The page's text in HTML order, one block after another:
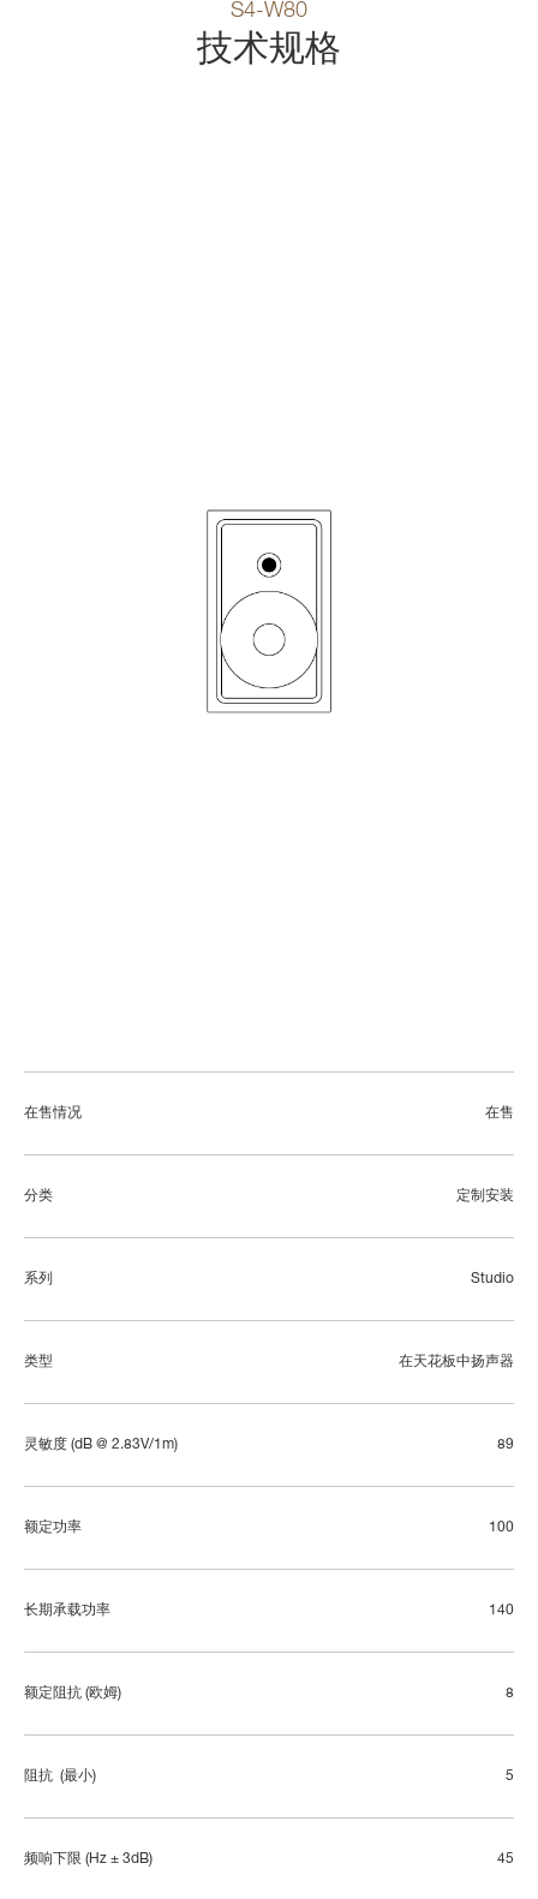
S4-W80
技术规格
在售情况 在售
分类 定制安装
系列 Studio
类型 在天花板中扬声器
灵敏度 (dB @ 2.83V/1m) 89
额定功率 100
长期承载功率 140
额定阻抗 (欧姆) 8
阻抗  (最小) 5
频响下限 (Hz ± 3dB) 45